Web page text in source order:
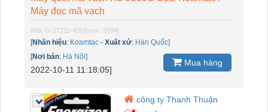
Máy đọc mã vạch
[Mã: G-27311-405][xem: 2094]
[Nhãn hiệu: Koamtac - Xuất xứ: Hàn Quốc]
[Nơi bán: Hà Nội]
2022-10-11 11:18:05]
Mua hàng
công ty Thanh Thuận